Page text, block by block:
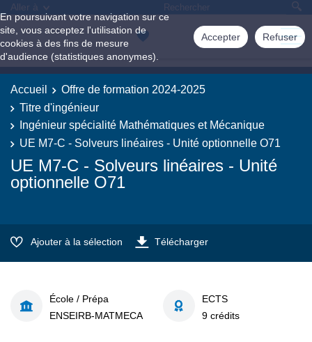
En poursuivant votre navigation sur ce
site, vous acceptez l'utilisation de
cookies à des fins de mesure
d'audience (statistiques anonymes).
Accepter Refuser
Aller à
Accueil
Offre de formation 2024-2025
Titre d'ingénieur
Ingénieur spécialité Mathématiques et Mécanique
UE M7-C - Solveurs linéaires - Unité optionnelle O71
UE M7-C - Solveurs linéaires - Unité
optionnelle O71
Ajouter à la sélection Télécharger
École / Prépa
ENSEIRB-MATMECA
ECTS
9 crédits